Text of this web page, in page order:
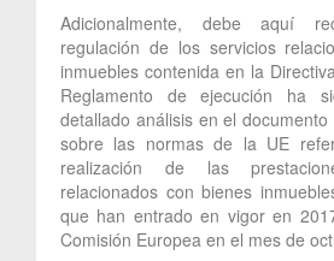
Adicionalmente, debe aquí
regulación de los servicios
inmuebles contenida en la
Reglamento de ejecución ha
detallado análisis en el documento
sobre las normas de la UE
realización de las
relacionados con bienes
que han entrado en vigor en
Comisión Europea en el mes de